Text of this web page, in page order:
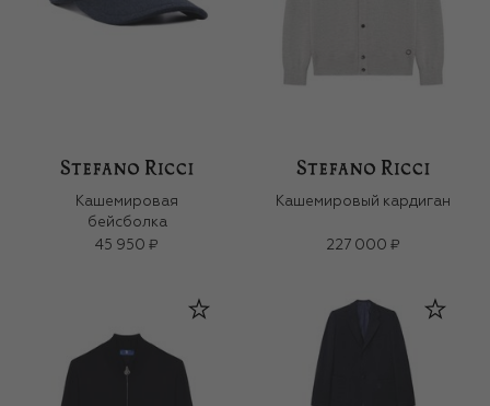
Кашемировая
бейсболка
45 950 ₽
Кашемировый кардиган
227 000 ₽